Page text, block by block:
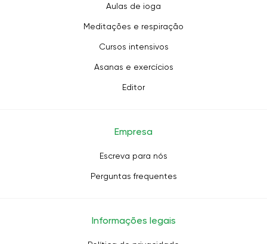
Aulas de ioga
Meditações e respiração
Cursos intensivos
Asanas e exercícios
Editor
Empresa
Escreva para nós
Perguntas frequentes
Informações legais